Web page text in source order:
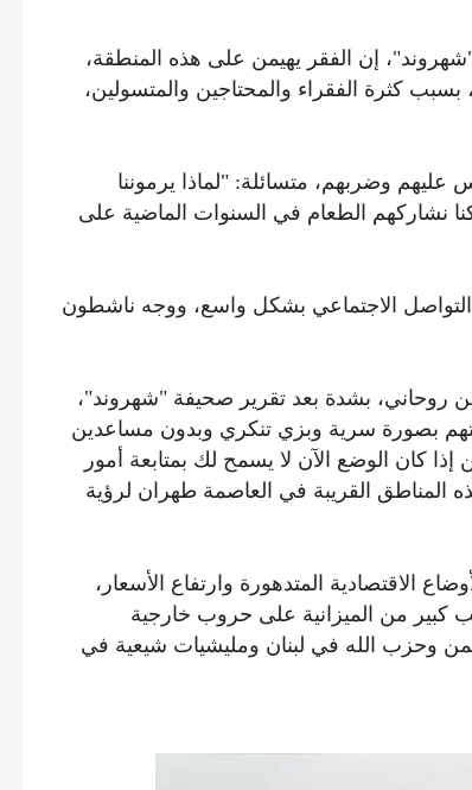
إن الفقر يهيمن على هذه المنطقة،
كثرة الفقراء والمحتاجين والمتسولين،
عليهم وضربهم، متسائلة: "لماذا يرموننا
نشاركهم الطعام في السنوات الماضية على
التواصل الاجتماعي بشكل واسع، ووجه ناشطون
روحاني، بشدة بعد تقرير صحيفة "شهروند"،
بصورة سرية وبزي تنكري وبدون مساعدين
كان الوضع الآن لا يسمح لك بمتابعة أمور
المناطق القريبة في العاصمة طهران لرؤية
الاقتصادية المتدهورة وارتفاع الأسعار،
كبير من الميزانية على حروب خارجية
وحزب الله في لبنان ومليشيات شيعية في